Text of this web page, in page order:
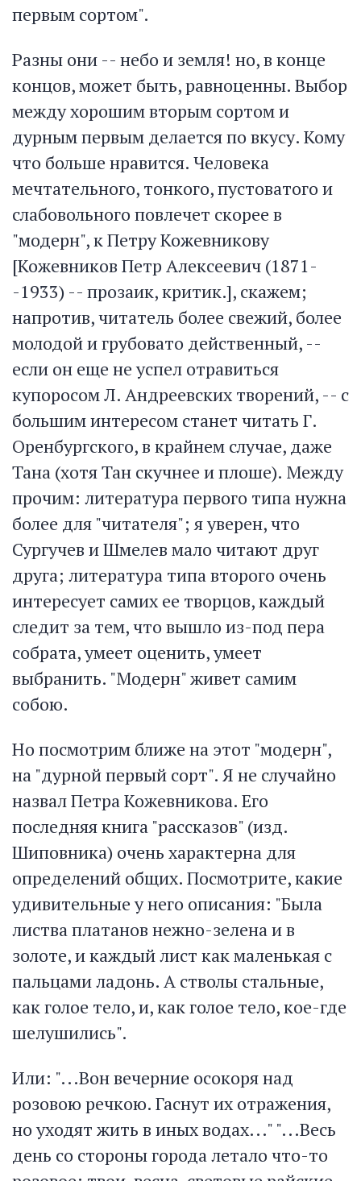
первым сортом".
Разны они -- небо и земля! но, в конце
концов, может быть, равноценны. Выбор
между хорошим вторым сортом и
дурным первым делается по вкусу. Кому
что больше нравится. Человека
мечтательного, тонкого, пустоватого и
слабовольного повлечет скорее в
"модерн", к Петру Кожевникову
[Кожевников Петр Алексеевич (1871-
-1933) -- прозаик, критик.], скажем;
напротив, читатель более свежий, более
молодой и грубовато действенный, --
если он еще не успел отравиться
купоросом Л. Андреевских творений, -- с
большим интересом станет читать Г.
Оренбургского, в крайнем случае, даже
Тана (хотя Тан скучнее и плоше). Между
прочим: литература первого типа нужна
более для "читателя"; я уверен, что
Сургучев и Шмелев мало читают друг
друга; литература типа второго очень
интересует самих ее творцов, каждый
следит за тем, что вышло из-под пера
собрата, умеет оценить, умеет
выбранить. "Модерн" живет самим
собою.
Но посмотрим ближе на этот "модерн",
на "дурной первый сорт". Я не случайно
назвал Петра Кожевникова. Его
последняя книга "рассказов" (изд.
Шиповника) очень характерна для
определений общих. Посмотрите, какие
удивительные у него описания: "Была
листва платанов нежно-зелена и в
золоте, и каждый лист как маленькая с
пальцами ладонь. А стволы стальные,
как голое тело, и, как голое тело, коe-гдe
шелушились".
Или: "...Вон вечерние осокоря над
розовою речкою. Гаснут их отражения,
но уходят жить в иных водах..." "...Весь
день со стороны города летало что-то